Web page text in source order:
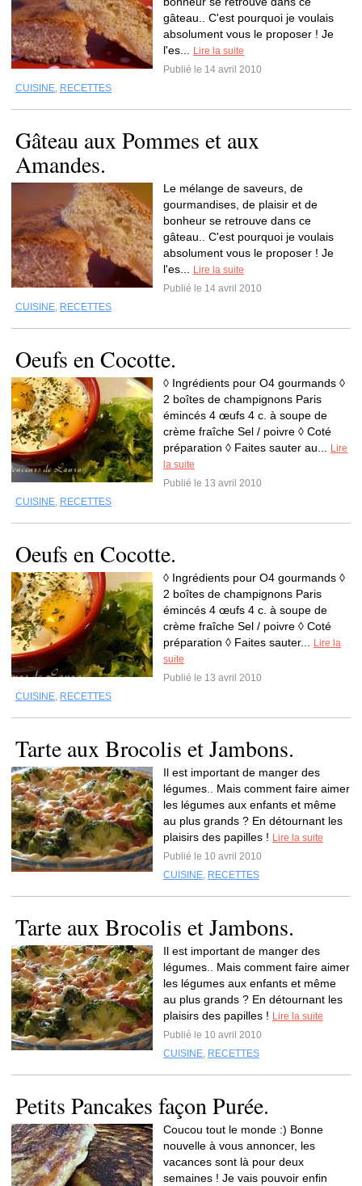
gâteau.. C'est pourquoi je voulais
absolument vous le proposer ! Je
l'es...
Lire la suite
Publié le 14 avril 2010
CUISINE, RECETTES
Gâteau aux Pommes et aux
Amandes.
Le mélange de saveurs, de
gourmandises, de plaisir et de
bonheur se retrouve dans ce
gâteau.. C'est pourquoi je voulais
absolument vous le proposer ! Je
l'es...
Lire la suite
Publié le 14 avril 2010
CUISINE, RECETTES
Oeufs en Cocotte.
◊ Ingrédients pour O4 gourmands ◊
2 boîtes de champignons Paris
émincés 4 œufs 4 c. à soupe de
crème fraîche Sel / poivre ◊ Coté
préparation ◊ Faites sauter au...
Lire
la suite
Publié le 13 avril 2010
CUISINE, RECETTES
Oeufs en Cocotte.
◊ Ingrédients pour O4 gourmands ◊
2 boîtes de champignons Paris
émincés 4 œufs 4 c. à soupe de
crème fraîche Sel / poivre ◊ Coté
préparation ◊ Faites sauter...
Lire la
suite
Publié le 13 avril 2010
CUISINE, RECETTES
Tarte aux Brocolis et Jambons.
Il est important de manger des
légumes.. Mais comment faire aimer
les légumes aux enfants et même
au plus grands ? En détournant les
plaisirs des papilles ! Lire la suite
Publié le 10 avril 2010
CUISINE, RECETTES
Tarte aux Brocolis et Jambons.
Il est important de manger des
légumes.. Mais comment faire aimer
les légumes aux enfants et même
au plus grands ? En détournant les
plaisirs des papilles ! Lire la suite
Publié le 10 avril 2010
CUISINE, RECETTES
Petits Pancakes façon Purée.
Coucou tout le monde :) Bonne
nouvelle à vous annoncer, les
vacances sont là pour deux
semaines ! Je vais pouvoir enfin